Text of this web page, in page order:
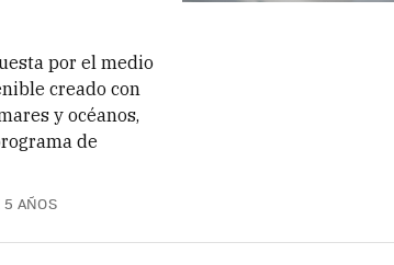
por el medio
creado con
y océanos,
de
5 AÑOS